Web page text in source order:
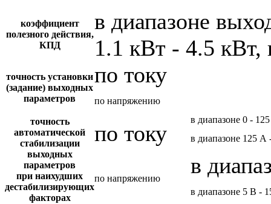
коэффициент
полезного действия,
КПД
в диапазоне
1.1 кВт - 4.5 кВт,
точность установки
(задание) выходных
параметров
по току
по напряжению
точность
автоматической
стабилизации
выходных
параметров
при наихудших
дестабилизирующих
факторах
по току
в диапазоне 0 -
в диапазоне 125 А
по напряжению
в
в диапазоне 5 В -